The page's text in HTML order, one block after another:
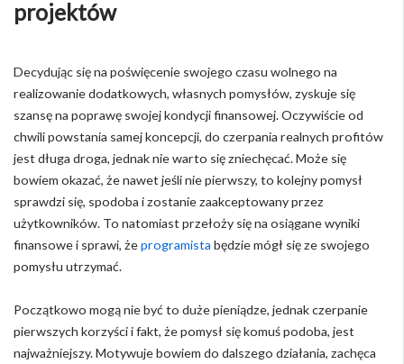
projektów
Decydując się na poświęcenie swojego czasu wolnego na
realizowanie dodatkowych, własnych pomysłów, zyskuje się
szansę na poprawę swojej kondycji finansowej. Oczywiście od
chwili powstania samej koncepcji, do czerpania realnych profitów
jest długa droga, jednak nie warto się zniechęcać. Może się
bowiem okazać, że nawet jeśli nie pierwszy, to kolejny pomysł
sprawdzi się, spodoba i zostanie zaakceptowany przez
użytkowników. To natomiast przełoży się na osiągane wyniki
finansowe i sprawi, żeprogramista będzie mógł się ze swojego
pomysłu utrzymać.
Początkowo mogą nie być to duże pieniądze, jednak czerpanie
pierwszych korzyści i fakt, że pomysł się komuś podoba, jest
najważniejszy. Motywuje bowiem do dalszego działania, zachęca